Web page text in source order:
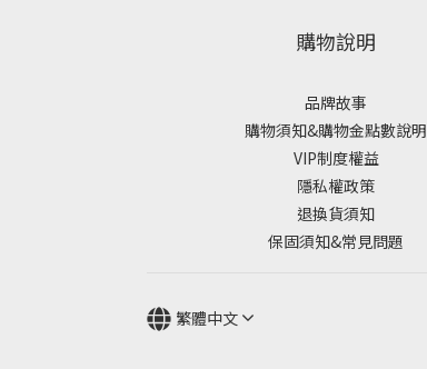
購物說明
品牌故事
購物須知&購物金點數說明
VIP制度權益
隱私權政策
退換貨須知
保固須知&常見問題
繁體中文